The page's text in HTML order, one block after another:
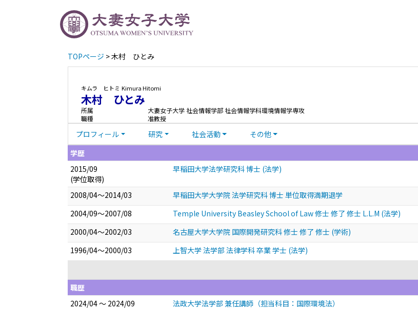
TOPページ > 木村 ひとみ
キムラ ヒトミ Kimura Hitomi
木村 ひとみ
所属
大妻女子大学 社会情報学部 社会情報学科環境情報学専攻
職種
准教授
プロフィール 研究 社会活動
その他
学歴
2015/09
(学位取得)
早稲田大学法学研究科 博士 (法学)
2008/04～2014/03
早稲田大学大学院 法学研究科 博士 単位取得満期退学
2004/09～2007/08
Temple University Beasley School of Law 修士 修了 修士 L.L.M (法学)
2000/04～2002/03
名古屋大学大学院 国際開発研究科 修士 修了 修士 (学術)
1996/04～2000/03
上智大学 法学部 法律学科 卒業 学士 (法学)
職歴
2024/04 ～ 2024/09
法政大学法学部 兼任講師（担当科目：国際環境法）